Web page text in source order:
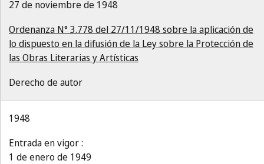
27 de noviembre de 1948
Ordenanza N° 3.778 del 27/11/1948 sobre la aplicación de
lo dispuesto en la difusión de la Ley sobre la Protección de
las Obras Literarias y Artísticas
Derecho de autor
1948
Entrada en vigor :
1 de enero de 1949